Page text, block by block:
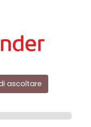
ascoltare